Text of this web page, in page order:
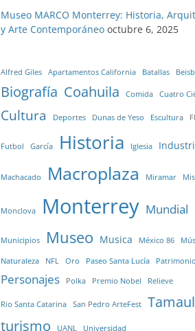
Museo MARCO Monterrey: Historia,
y Arte Contemporáneo octubre 6, 2025
Alfred Giles Apartamentos California Batallas
Biografía Coahuila Comida Cuatro
Cultura Deportes Dunas de Yeso Escultura
Futbol García Historia Iglesia
Machacado Macroplaza Miramar
Monclova Monterrey Mundial
Municipios Museo Musica México 86
Naturaleza NFL Oro Paseo Santa Lucía Patrimonio
Personajes Polka Premio Nobel Relieve
Rio Santa Catarina San Pedro ArteFest
turismo
UANL Universidad